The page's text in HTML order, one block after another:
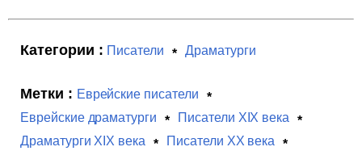
Категории : Писатели Драматурги
Метки : Еврейские писатели
Еврейские драматурги
Писатели XIX века
Драматурги XIX века
Писатели XX века